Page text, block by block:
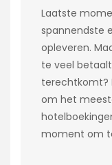
Laatste
spannendste
opleveren.
te veel
terechtkomt?
om het
moment om